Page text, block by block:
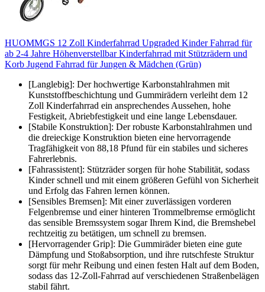
HUOMMGS 12 Zoll Kinderfahrrad Upgraded Kinder Fahrrad für
ab 2-4 Jahre Höhenverstellbar Kinderfahrrad mit Stützrädern und
Korb Jugend Fahrrad für Jungen & Mädchen (Grün)
[Langlebig]: Der hochwertige Karbonstahlrahmen mit
Kunststoffbeschichtung und Gummirädern verleiht dem 12
Zoll Kinderfahrrad ein ansprechendes Aussehen, hohe
Festigkeit, Abriebfestigkeit und eine lange Lebensdauer.
[Stabile Konstruktion]: Der robuste Karbonstahlrahmen und
die dreieckige Konstruktion bieten eine hervorragende
Tragfähigkeit von 88,18 Pfund für ein stabiles und sicheres
Fahrerlebnis.
[Fahrassistent]: Stützräder sorgen für hohe Stabilität, sodass
Kinder schnell und mit einem größeren Gefühl von Sicherheit
und Erfolg das Fahren lernen können.
[Sensibles Bremsen]: Mit einer zuverlässigen vorderen
Felgenbremse und einer hinteren Trommelbremse ermöglicht
das sensible Bremssystem sogar Ihrem Kind, die Bremshebel
rechtzeitig zu betätigen, um schnell zu bremsen.
[Hervorragender Grip]: Die Gummiräder bieten eine gute
Dämpfung und Stoßabsorption, und ihre rutschfeste Struktur
sorgt für mehr Reibung und einen festen Halt auf dem Boden,
sodass das 12-Zoll-Fahrrad auf verschiedenen Straßenbelägen
stabil fährt.